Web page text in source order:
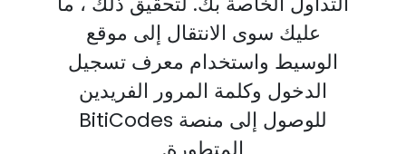
عليك سوى الانتقال إلى موقع
الوسيط واستخدام معرف تسجيل
الدخول وكلمة المرور الفريدين
للوصول إلى منصة BitiCodes